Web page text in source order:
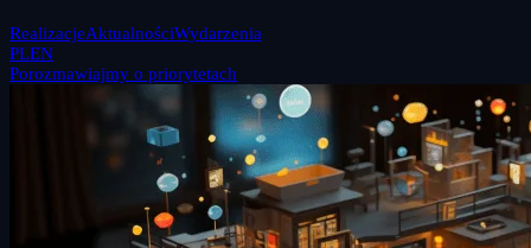
RealizacjeAktualnościWydarzenia
PLEN
Porozmawiajmy o priorytetach